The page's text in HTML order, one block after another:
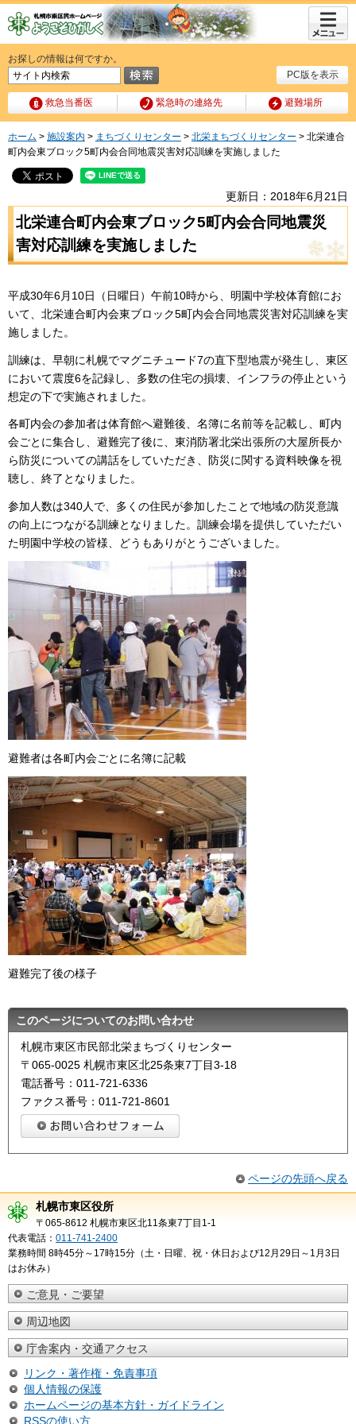
PC版を表示
お探しの情報は何ですか。
救急当番医 緊急時の連絡先 避難場所
メニュ
ー
ホーム > 施設案内 > まちづくりセンター > 北栄まちづくりセンター > 北栄連合
町内会東ブロック5町内会合同地震災害対応訓練を実施しました
更新日：2018年6月21日
北栄連合町内会東ブロック5町内会合同地震災
害対応訓練を実施しました
平成30年6月10日（日曜日）午前10時から、明園中学校体育館にお
いて、北栄連合町内会東ブロック5町内会合同地震災害対応訓練を実
施しました。
訓練は、早朝に札幌でマグニチュード7の直下型地震が発生し、東区
において震度6を記録し、多数の住宅の損壊、インフラの停止という
想定の下で実施されました。
各町内会の参加者は体育館へ避難後、名簿に名前等を記載し、町内
会ごとに集合し、避難完了後に、東消防署北栄出張所の大屋所長か
ら防災についての講話をしていただき、防災に関する資料映像を視
聴し、終了となりました。
参加人数は340人で、多くの住民が参加したことで地域の防災意識
の向上につながる訓練となりました。訓練会場を提供していただい
た明園中学校の皆様、どうもありがとうございました。
避難者は各町内会ごとに名簿に記載
避難完了後の様子
このページについてのお問い合わせ
札幌市東区市民部北栄まちづくりセンター
〒065-0025 札幌市東区北25条東7丁目3-18
電話番号：011-721-6336
ファクス番号：011-721-8601
ページの先頭へ戻る
札幌市東区役所
〒065-8612 札幌市東区北11条東7丁目1-1
代表電話： 011-741-2400
業務時間 8時45分～17時15分（土・日曜、祝・休日および12月29日～1月3日
はお休み）
ご意見・ご要望
周辺地図
庁舎案内・交通アクセス
リンク・著作権・免責事項
個人情報の保護
ホームページの基本方針・ガイドライン
RSSの使い方